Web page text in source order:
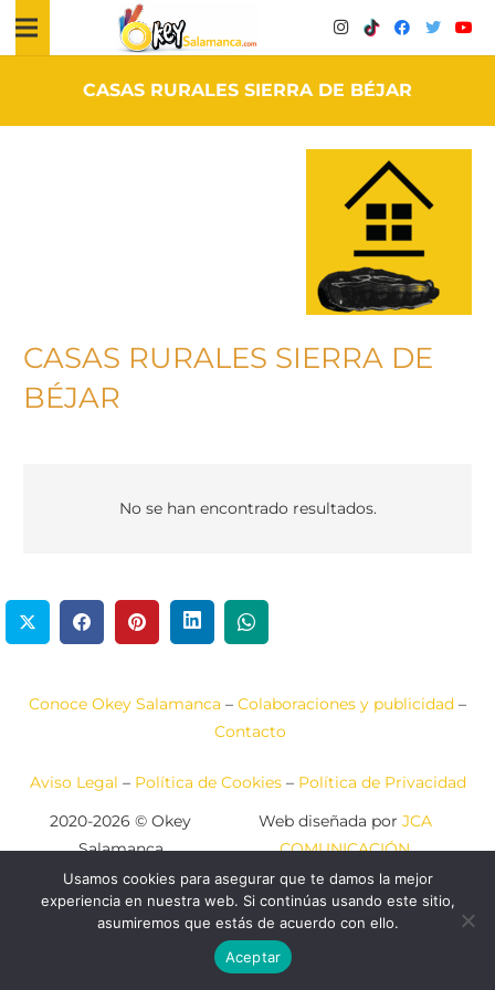
CASAS RURALES SIERRA DE BÉJAR
CASAS RURALES SIERRA DE
BÉJAR
No se han encontrado resultados.
Conoce Okey Salamanca – Colaboraciones y publicidad –
Contacto
Aviso Legal – Política de Cookies– Política de Privacidad
2020-2026 © Okey
Salamanca
Web diseñada por JCA
COMUNICACIÓN
Usamos cookies para asegurar que te damos la mejor
experiencia en nuestra web. Si continúas usando este sitio,
asumiremos que estás de acuerdo con ello.
Aceptar